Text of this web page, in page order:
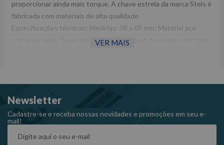
proporcionar ainda mais torque. A chave estrela da marca Stels é
fabricada com materiais de alta qualidade.
Especificações técnicas: Medidas: 08 x 09 mm; Material aço
cromo vanádio; Revestimento anticorrosivo de cromo acetinado.
VER MAIS
Newsletter
Cadastre-se e receba nossas novidades e promoções em seu e-
mail!